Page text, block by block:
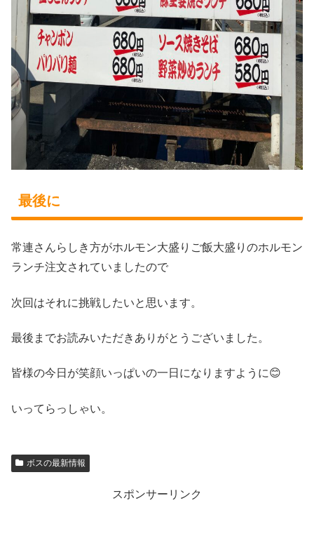
最後に
常連さんらしき方がホルモン大盛りご飯大盛りのホルモン
ランチ注文されていましたので
次回はそれに挑戦したいと思います。
最後までお読みいただきありがとうございました。
皆様の今日が笑顔いっぱいの一日になりますように😊
いってらっしゃい。
ボスの最新情報
スポンサーリンク